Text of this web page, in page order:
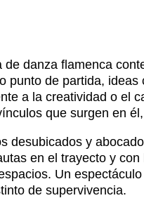
de danza flamenca
punto de partida,
a la creatividad o el
que surgen en
desubicados y
en el trayecto y
Un
de supervivencia.